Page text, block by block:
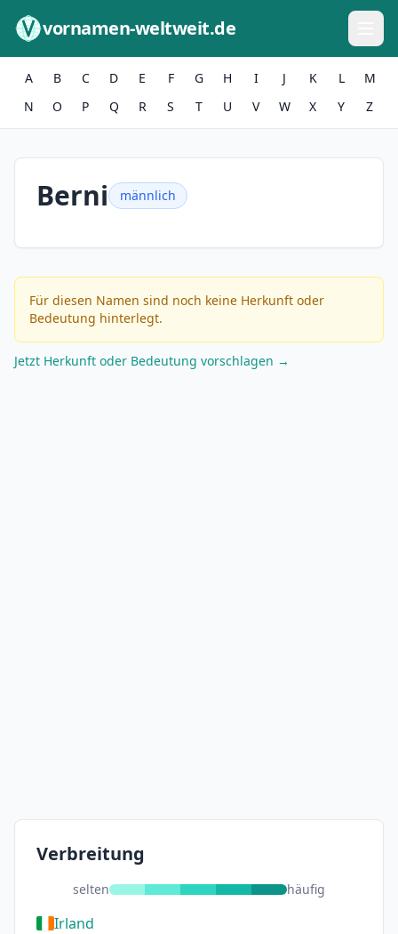
vornamen-weltweit.de
A B C D E F G H I J K L
M
N
O P Q R S T U V W X Y Z
Berni männlich
Für diesen Namen sind noch keine Herkunft oder
Bedeutung hinterlegt.
Jetzt Herkunft oder Bedeutung vorschlagen →
Verbreitung
selten häufig
Irland